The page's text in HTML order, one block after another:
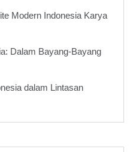
Modern Indonesia Karya
Dalam Bayang-Bayang
dalam Lintasan